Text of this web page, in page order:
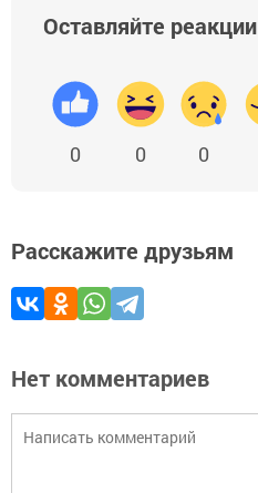
Оставляйте реакции
0 0 0
Расскажите друзьям
Нет комментариев